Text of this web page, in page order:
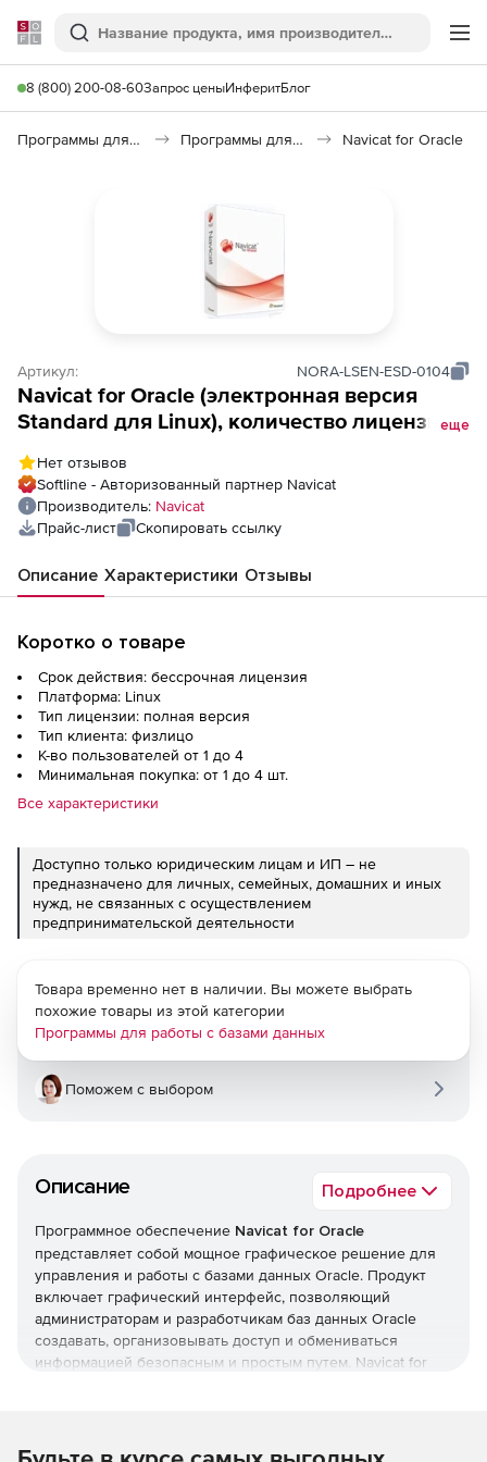
Softline
Поиск
8 (800) 200-08-60Запрос ценыИнферитБлог
Программы для программирования Программы для работы с базами данных Navicat for Oracle
Артикул: NORA-LSEN-ESD-0104
Navicat for Oracle (электронная версия
Standard для Linux), количество лицензийеще
Нет отзывов
Softline - Авторизованный партнер Navicat
Производитель: Navicat
Прайс-лист
Скопировать ссылку
Описание Характеристики Отзывы
Коротко о товаре
Срок действия: бессрочная лицензия
Платформа: Linux
Тип лицензии: полная версия
Тип клиента: физлицо
К-во пользователей от 1 до 4
Минимальная покупка: от 1 до 4 шт.
Все характеристики
Доступно только юридическим лицам и ИП – не
предназначено для личных, семейных, домашних и иных
нужд, не связанных с осуществлением
предпринимательской деятельности
Описание Подробнее
Программное обеспечение Navicat for Oracle
представляет собой мощное графическое решение для
управления и работы с базами данных Oracle. Продукт
включает графический интерфейс, позволяющий
администраторам и разработчикам баз данных Oracle
создавать, организовывать доступ и обмениваться
информацией безопасным и простым путем. Navicat for
Товара временно нет в наличии. Вы можете выбрать
похожие товары из этой категории
Программы для работы с базами данных
Поможем с выбором